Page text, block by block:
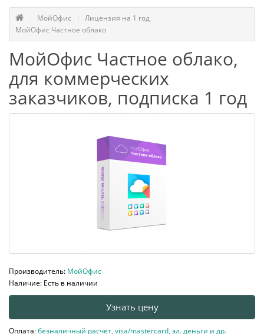
МойОфис
Лицензия на 1 год
МойОфис Частное облако
МойОфис Частное облако,
для коммерческих
заказчиков, подписка 1 год
Производитель: МойОфис
Наличие: Есть в наличии
Узнать цену
Оплата:безналичный расчет, visa/mastercard, эл. деньги и др.